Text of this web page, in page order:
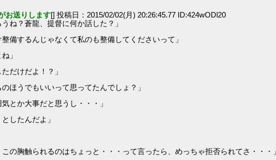
お送りします[] 投稿日：2015/02/02(月) 20:26:45.77 ID:424wODl20
ね？蒼龍、提督に何か話した？」
備するんじゃなくて私のも整備してくださいって」
」
だけだよ！？」
ほうでもいいって思ってたんでしょ？」
とか大事だと思うし・・・」
したんだよ」
の胸触られるのはちょっと・・・って言ったら、めっちゃ拒否られてさ・・・